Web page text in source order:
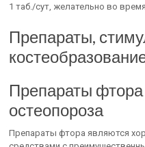
1 таб./сут, желательно во
Препараты,
Препараты
остеопороза
Препараты фтора являются